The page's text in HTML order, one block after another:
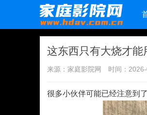
这东西只有大烧才能
来源：家庭影院网 时间：
很多小伙伴可能已经注意到